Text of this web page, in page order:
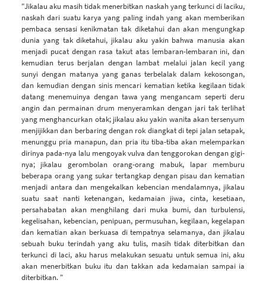
"Jikalau aku masih tidak menerbitkan naskah yang terkunci di laciku,
naskah dari suatu karya yang paling indah yang akan memberikan
pembaca sensasi kenikmatan tak diketahui dan akan mengungkap
dunia yang tak diketahui, jikalau aku yakin bahwa manusia akan
menjadi pucat dengan rasa takut atas lembaran-lembaran ini, dan
kemudian terus berjalan dengan lambat melalui jalan kecil yang
sunyi dengan matanya yang ganas terbelalak dalam kekosongan,
dan kemudian dengan sinis mencari kematian ketika kegilaan tidak
datang menemuinya dengan tawa yang mengancam seperti deru
angin dan permainan drum menyeramkan dengan jari tak terlihat
yang menghancurkan otak; jikalau aku yakin wanita akan tersenyum
menjijikkan dan berbaring dengan rok diangkat di tepi jalan setapak,
menunggu pria manapun, dan pria itu tiba-tiba akan melemparkan
dirinya pada-nya lalu mengoyak vulva dan tenggorokan dengan gigi-
nya; jikalau gerombolan orang-orang mabuk, lapar memburu
beberapa orang yang sukar tertangkap dengan pisau dan kematian
menjadi antara dan mengekalkan kebencian mendalamnya, jikalau
suatu saat nanti ketenangan, kedamaian jiwa, cinta, kesetiaan,
persahabatan akan menghilang dari muka bumi, dan turbulensi,
kegelisahan, kebencian, penipuan, permusuhan, kegilaan, kegelapan
dan kematian akan berkuasa di tempatnya selamanya, dan jikalau
sebuah buku terindah yang aku tulis, masih tidak diterbitkan dan
terkunci di laci, aku harus melakukan sesuatu untuk semua ini, aku
akan menerbitkan buku itu dan takkan ada kedamaian sampai ia
diterbitkan. "